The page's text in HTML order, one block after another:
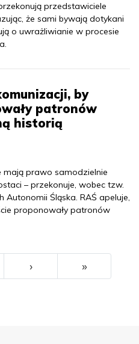
przedstawiciele
że sami bywają dotykani
o uwrażliwianie w procesie
by
patronów
historią
mają prawo samodzielnie
– przekonuje, wobec tzw.
Autonomii Śląska. RAŚ apeluje,
proponowały patronów
››› »Ostatni